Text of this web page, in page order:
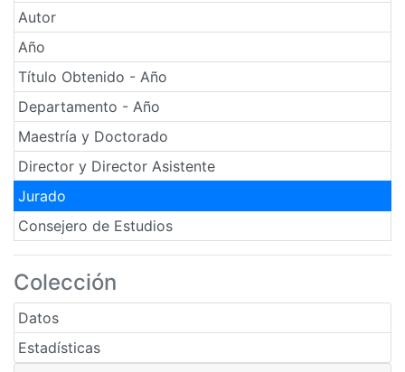
Autor
Año
Título Obtenido - Año
Departamento - Año
Maestría y Doctorado
Director y Director Asistente
Jurado
Consejero de Estudios
Colección
Datos
Estadísticas